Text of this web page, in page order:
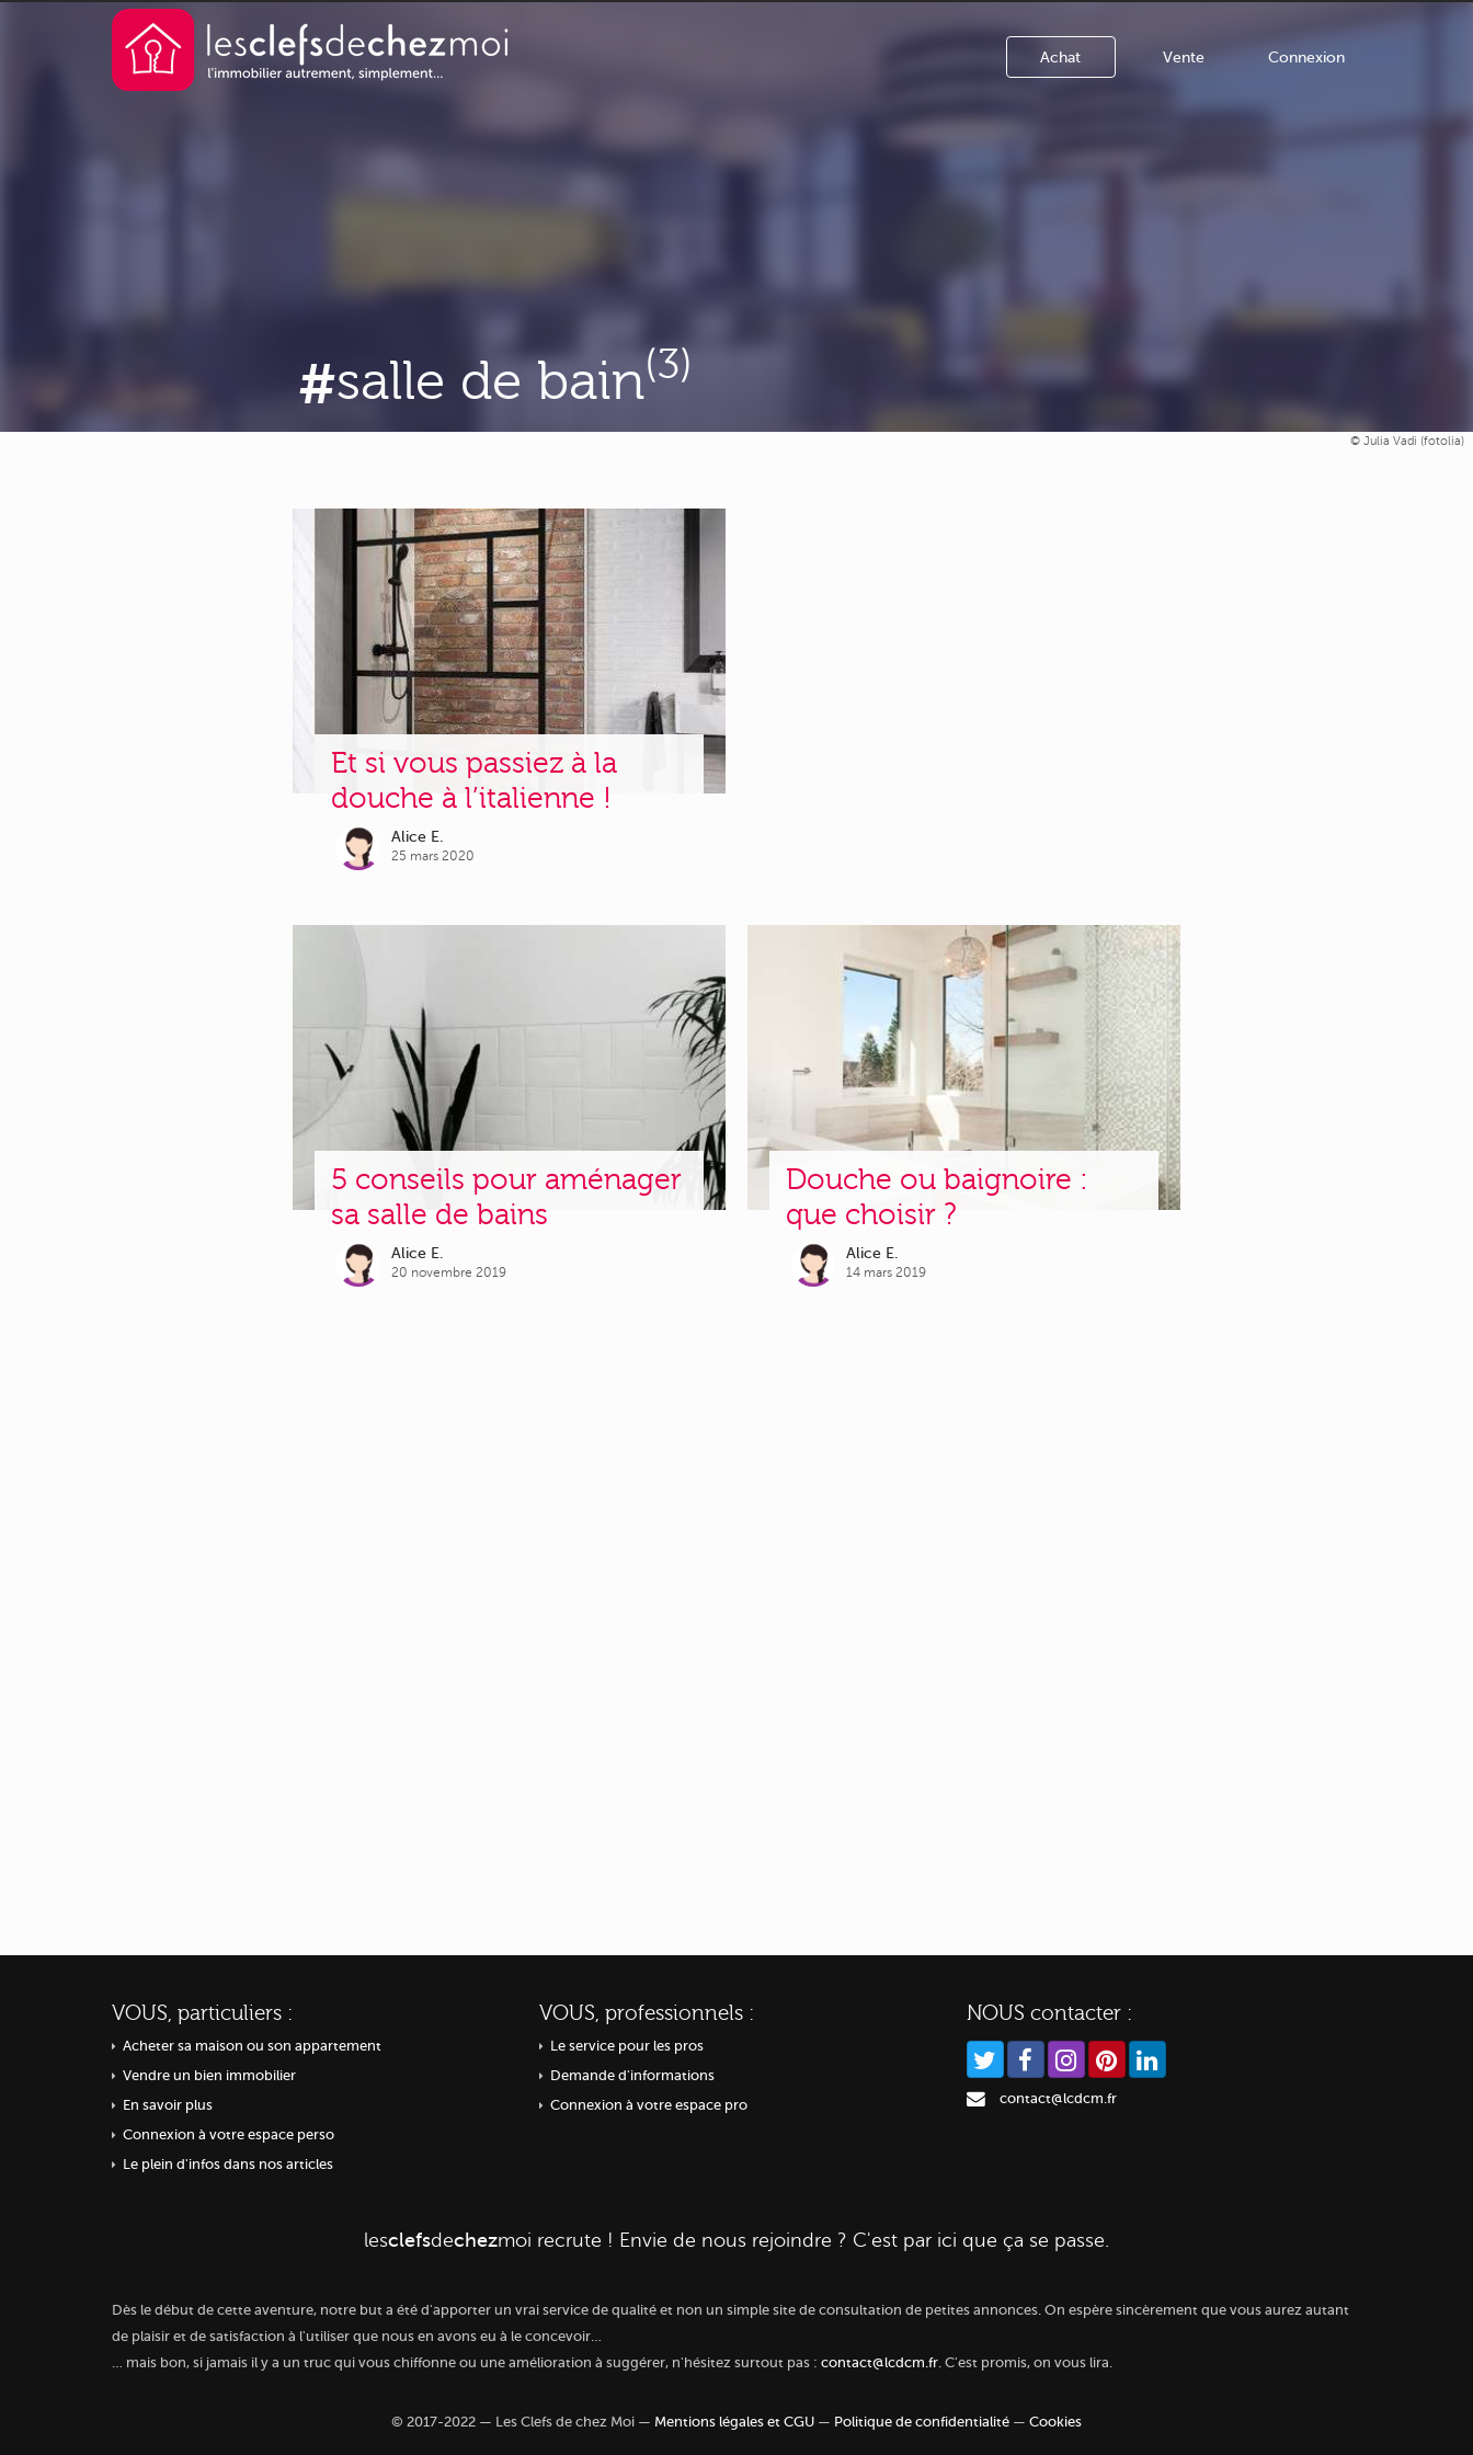
Achat Vente Connexion
Julia Vadi (fotolia)
salle de bain(3)
Et si vous passiez à la
douche à l’italienne !
Alice E.
25 mars 2020
5 conseils pour aménager
sa salle de bains
Alice E.
20 novembre 2019
Douche ou baignoire :
que choisir ?
Alice E.
14 mars 2019
VOUS, particuliers :
Acheter sa maison ou son appartement
Vendre un bien immobilier
En savoir plus
Connexion à votre espace perso
Le plein d'infos dans nos articles
VOUS, professionnels :
Le service pour les pros
Demande d'informations
Connexion à votre espace pro
NOUS contacter :
contact@lcdcm.fr
lesclefsdechezmoi recrute ! Envie de nous rejoindre ? C'est par ici que ça se passe.
Dès le début de cette aventure, notre but a été d'apporter un vrai service de qualité et non un simple site de consultation de petites annonces. On espère sincèrement que vous aurez autant
de plaisir et de satisfaction à l'utiliser que nous en avons eu à le concevoir…
… mais bon, si jamais il y a un truc qui vous chiffonne ou une amélioration à suggérer, n'hésitez surtout pas : contact@lcdcm.fr. C'est promis, on vous lira.
© 2017-2022 — Les Clefs de chez Moi — Mentions légales et CGU — Politique de confidentialité — Cookies